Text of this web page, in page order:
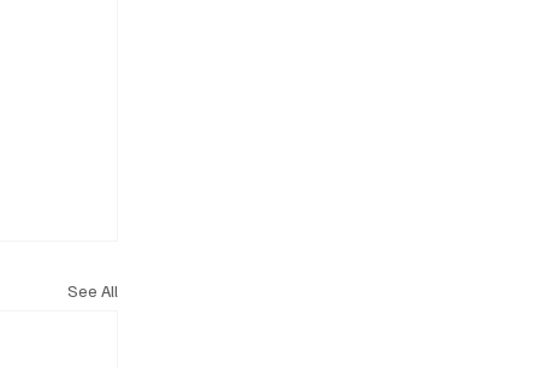
See All